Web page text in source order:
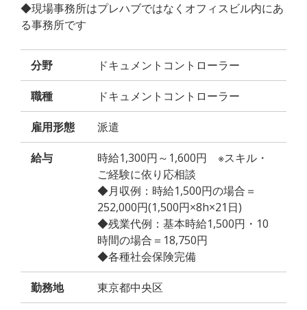
◆現場事務所はプレハブではなくオフィスビル内にあ
る事務所です
分野 ドキュメントコントローラー
職種 ドキュメントコントローラー
雇用形態 派遣
給与
時給1,300円～1,600円 ※スキル・
ご経験に依り応相談
◆月収例：時給1,500円の場合＝
252,000円(1,500円×8h×21日)
◆残業代例：基本時給1,500円・10
時間の場合＝18,750円
◆各種社会保険完備
勤務地 東京都中央区